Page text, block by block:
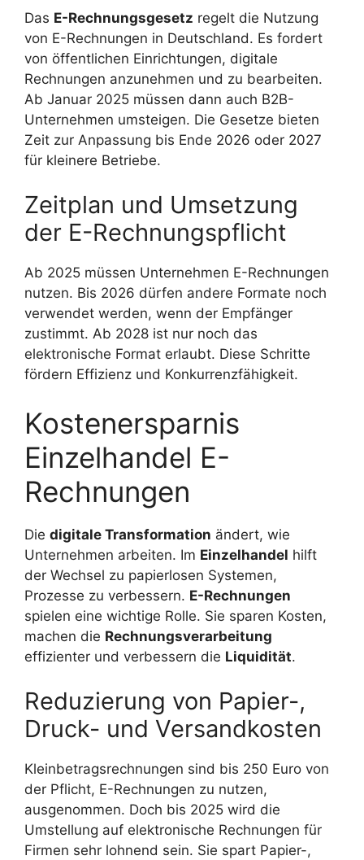
Das E-Rechnungsgesetz regelt die Nutzung
von E-Rechnungen in Deutschland. Es fordert
von öffentlichen Einrichtungen, digitale
Rechnungen anzunehmen und zu bearbeiten.
Ab Januar 2025 müssen dann auch B2B-
Unternehmen umsteigen. Die Gesetze bieten
Zeit zur Anpassung bis Ende 2026 oder 2027
für kleinere Betriebe.
Zeitplan und Umsetzung
der E-Rechnungspflicht
Ab 2025 müssen Unternehmen E-Rechnungen
nutzen. Bis 2026 dürfen andere Formate noch
verwendet werden, wenn der Empfänger
zustimmt. Ab 2028 ist nur noch das
elektronische Format erlaubt. Diese Schritte
fördern Effizienz und Konkurrenzfähigkeit.
Kostenersparnis
Einzelhandel E-
Rechnungen
Die digitale Transformation ändert, wie
Unternehmen arbeiten. Im Einzelhandel hilft
der Wechsel zu papierlosen Systemen,
Prozesse zu verbessern. E-Rechnungen
spielen eine wichtige Rolle. Sie sparen Kosten,
machen die Rechnungsverarbeitung
effizienter und verbessern die Liquidität.
Reduzierung von Papier-,
Druck- und Versandkosten
Kleinbetragsrechnungen sind bis 250 Euro von
der Pflicht, E-Rechnungen zu nutzen,
ausgenommen. Doch bis 2025 wird die
Umstellung auf elektronische Rechnungen für
Firmen sehr lohnend sein. Sie spart Papier-,